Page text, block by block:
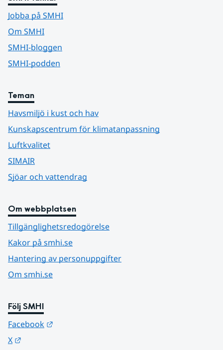
Jobba på SMHI
Om SMHI
SMHI-bloggen
SMHI-podden
Teman
Havsmiljö i kust och hav
Kunskapscentrum för klimatanpassning
Luftkvalitet
SIMAIR
Sjöar och vattendrag
Om webbplatsen
Tillgänglighetsredogörelse
Kakor på smhi.se
Hantering av personuppgifter
Om smhi.se
Följ SMHI
Facebook
X